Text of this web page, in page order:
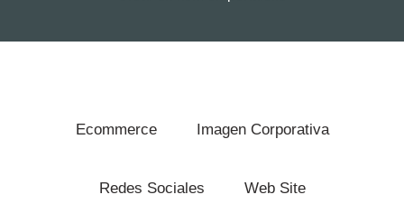
Ecommerce Imagen Corporativa
Redes Sociales Web Site